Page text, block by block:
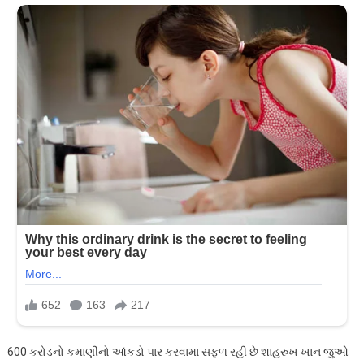
600 કરોડનો કમાણીનો આંકડો પાર કરવામા સફળ રહી છે શાહરુખ ખાન જુઓ